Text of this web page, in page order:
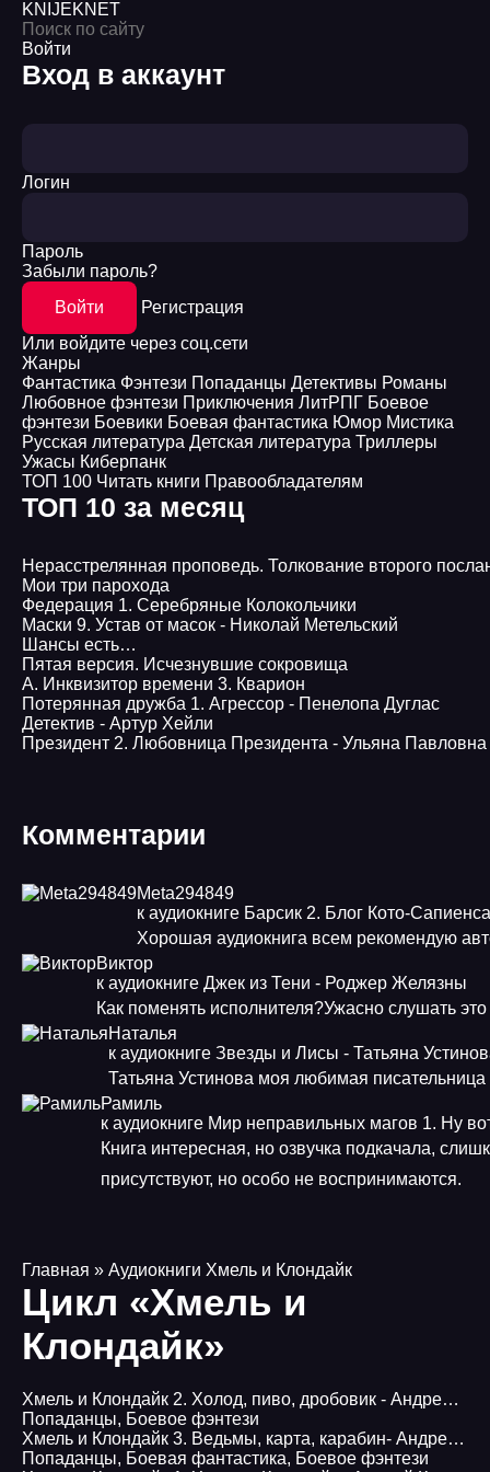
KNIJEKNET
Войти
Вход в аккаунт
Логин
Пароль
Забыли пароль?
Войти
Регистрация
Или войдите через соц.сети
Жанры
Фантастика Фэнтези Попаданцы Детективы Романы
Любовное фэнтези Приключения ЛитРПГ Боевое
фэнтези Боевики Боевая фантастика Юмор Мистика
Русская литература Детская литература Триллеры
Ужасы Киберпанк
ТОП 100 Читать книги Правообладателям
ТОП 10 за месяц
Нерасстрелянная проповедь. Толкование второго
Мои три парохода
Федерация 1. Серебряные Колокольчики
Маски 9. Устав от масок - Николай Метельский
Шансы есть…
Пятая версия. Исчезнувшие сокровища
А. Инквизитор времени 3. Кварион
Потерянная дружба 1. Агрессор - Пенелопа Дуглас
Детектив - Артур Хейли
Президент 2. Любовница Президента - Ульяна
Комментарии
Meta294849
к аудиокниге Барсик 2. Блог Кото-
Хорошая аудиокнига всем рекомендую
Виктор
к аудиокниге Джек из Тени - Роджер Желязны
Как поменять исполнителя?Ужасно слушать
Наталья
к аудиокниге Звезды и Лисы - Татьяна
Татьяна Устинова моя любимая писательница
Рамиль
к аудиокниге Мир неправильных магов 1. Ну
Книга интересная, но озвучка подкачала,
присутствуют, но особо не воспринимаются.
Главная » Аудиокниги Хмель и Клондайк
Цикл «Хмель и
Клондайк»
Хмель и Клондайк 2. Холод, пиво, дробовик - Андрей Круз, Павел Корнев
Попаданцы, Боевое фэнтези
Хмель и Клондайк 3. Ведьмы, карта, карабин- Андрей Круз, Павел Корнев
Попаданцы, Боевая фантастика, Боевое фэнтези